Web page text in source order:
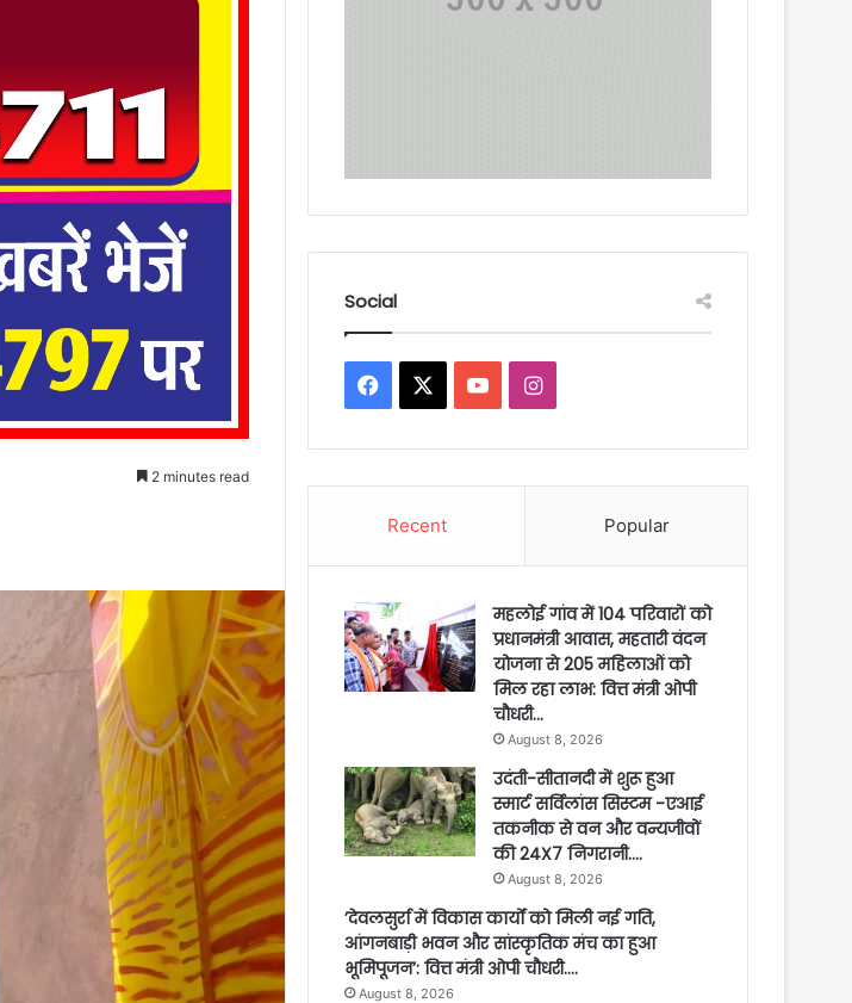
2 minutes read
Social
Facebook YouTubeInstagram
Recent Popular
महलोई गांव में 104 परिवारों को
प्रधानमंत्री आवास, महतारी वंदन
योजना से 205 महिलाओं को
मिल रहा लाभ: वित्त मंत्री ओपी
चौधरी…
August 8, 2026
उदंती-सीतानदी में शुरू हुआ
स्मार्ट सर्विलांस सिस्टम -एआई
तकनीक से वन और वन्यजीवों
की 24X7 निगरानी….
August 8, 2026
’देवलसुर्रा में विकास कार्यों को मिली नई गति,
आंगनबाड़ी भवन और सांस्कृतिक मंच का हुआ
भूमिपूजन’: वित्त मंत्री ओपी चौधरी….
August 8, 2026